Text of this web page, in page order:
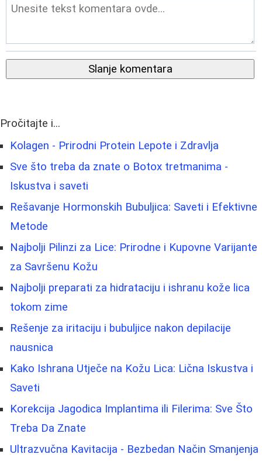
Slanje komentara
Pročitajte i...
Kolagen - Prirodni Protein Lepote i Zdravlja
Sve što treba da znate o Botox tretmanima -
Iskustva i saveti
Rešavanje Hormonskih Bubuljica: Saveti i Efektivne
Metode
Najbolji Pilinzi za Lice: Prirodne i Kupovne Varijante
za Savršenu Kožu
Najbolji preparati za hidrataciju i ishranu kože lica
tokom zime
Rešenje za iritaciju i bubuljice nakon depilacije
nausnica
Kako Ishrana Utječe na Kožu Lica: Lična Iskustva i
Saveti
Korekcija Jagodica Implantima ili Filerima: Sve Što
Treba Da Znate
Ultrazvučna Kavitacija - Bezbedan Način Smanjenja